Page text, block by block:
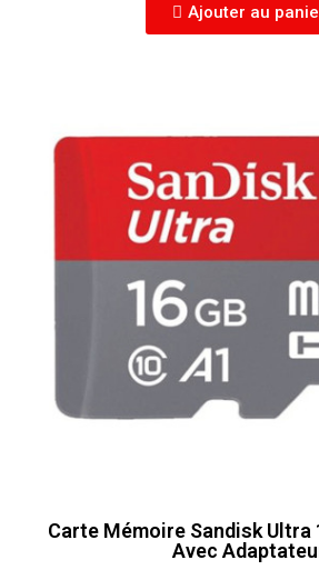
Ajouter au
Carte Mémoire Sandisk Ultra
Avec